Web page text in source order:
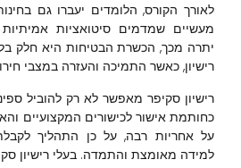
לאורך הקורס, הלומדים יעברו גם
מעשיים שמדמים סיטואציות
יתרה מכך, הכשרת הבטיחות היא חלק
רישיון, כאשר התמיכה והעזרה במצבי
רישיון סקיפר מאפשר לא רק להוביל
כחותמת אישור לכישורים המקצועיים
על אחריות רבה, על כן התהליך
למידה מאומצת והתמדה. בעלי רישיון